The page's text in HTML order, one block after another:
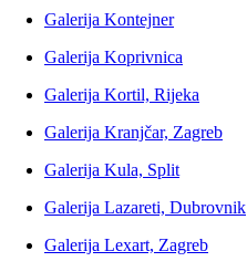
Galerija Kontejner
Galerija Koprivnica
Galerija Kortil, Rijeka
Galerija Kranjčar, Zagreb
Galerija Kula, Split
Galerija Lazareti, Dubrovnik
Galerija Lexart, Zagreb